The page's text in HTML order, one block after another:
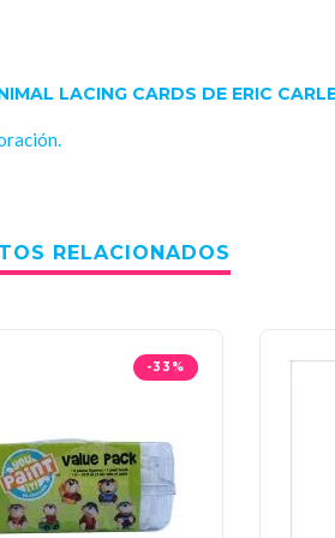
LACING CARDS DE ERIC
RELACIONADOS
-33%